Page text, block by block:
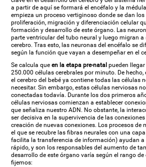
a partir de aquí se formará el encéfalo y la
empieza un proceso vertiginoso donde se dan los
proliferación, migración y diferenciación celular
formación y desarrollo de este órgano. Las
parte ventricular del tubo neural y luego migran a
cerebro. Tras esto, las neuronas del encéfalo se
según la función que vayan a desempeñar en el
Se calcula queen la etapa pre-natal pueden
250.000 células cerebrales por minuto. De hecho,
el cerebro del bebé ya contiene todas las células
necesitar. Sin embargo, estas células nerviosas
conectadas todavía. Durante los dos primeros
células nerviosas comienzan a establecer
que señaliza nuestro ADN. No obstante, la
ser decisiva en la supervivencia de las
creación de nuevas conexiones. Los procesos de
el que se recubre las fibras neurales con una
facilita la transferencia de información) ayudan a
rápido, y son los responsables del aumento de
desarrollo de este órgano varía según el rango de
fijemos: